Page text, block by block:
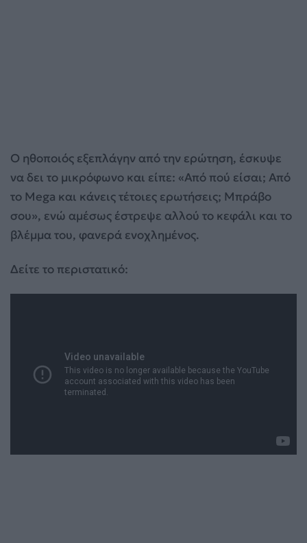
Ο ηθοποιός εξεπλάγην από την ερώτηση, έσκυψε
να δει το μικρόφωνο και είπε: «Από πού είσαι; Από
το Μega και κάνεις τέτοιες ερωτήσεις; Μπράβο
σου», ενώ αμέσως έστρεψε αλλού το κεφάλι και το
βλέμμα του, φανερά ενοχλημένος.
Δείτε το περιστατικό: